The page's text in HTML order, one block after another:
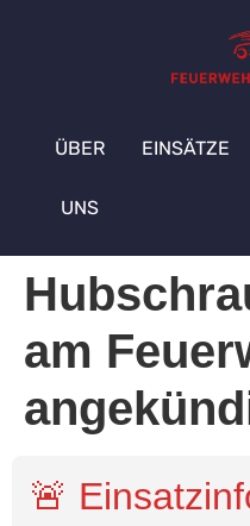
ÜBER
UNS
EINSÄTZE
am
🚨